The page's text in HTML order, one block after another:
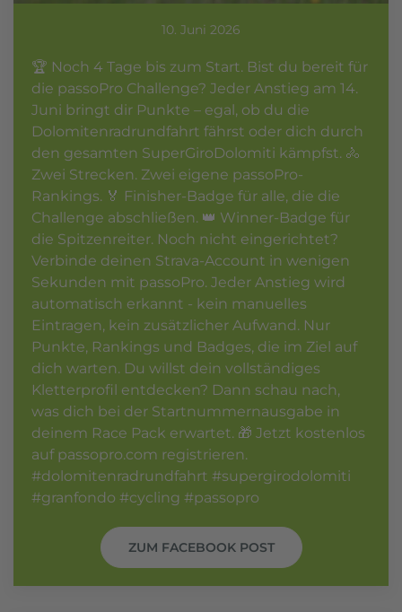
10. Juni 2026
🏆 Noch 4 Tage bis zum Start. Bist du bereit für
die passoPro Challenge? Jeder Anstieg am 14.
Juni bringt dir Punkte – egal, ob du die
Dolomitenradrundfahrt fährst oder dich durch
den gesamten SuperGiroDolomiti kämpfst. 🚴
Zwei Strecken. Zwei eigene passoPro-
Rankings. 🏅 Finisher-Badge für alle, die die
Challenge abschließen. 👑 Winner-Badge für
die Spitzenreiter. Noch nicht eingerichtet?
Verbinde deinen Strava-Account in wenigen
Sekunden mit passoPro. Jeder Anstieg wird
automatisch erkannt - kein manuelles
Eintragen, kein zusätzlicher Aufwand. Nur
Punkte, Rankings und Badges, die im Ziel auf
dich warten. Du willst dein vollständiges
Kletterprofil entdecken? Dann schau nach,
was dich bei der Startnummernausgabe in
deinem Race Pack erwartet. 🎁 Jetzt kostenlos
auf passopro.com registrieren.
#dolomitenradrundfahrt #supergirodolomiti
#granfondo #cycling #passopro
ZUM FACEBOOK POST